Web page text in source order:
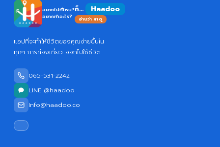
อยากไปที่ไหน?
อยากทำอะไร?
ก็... Haadoo
อ่านว่า หาดู
แอปที่จะทำให้ชีวิตของคุณง่ายขึ้นใน
ทุกๆ การท่องเที่ยว ออกไปใช้ชีวิต
065-531-2242
LINE @haadoo
Info@haadoo.co